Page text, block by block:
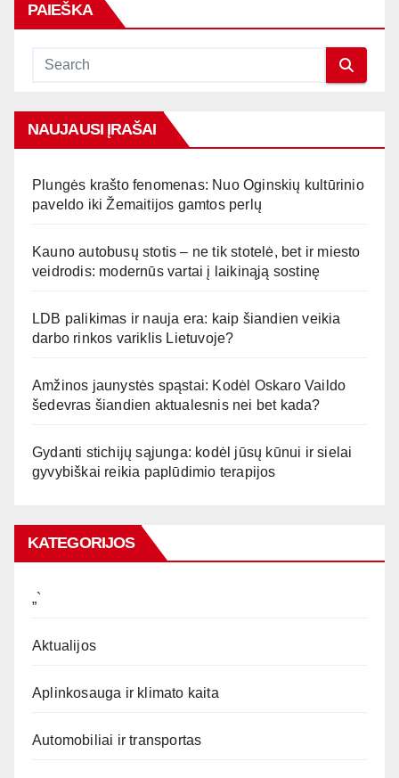
PAIEŠKA
NAUJAUSI ĮRAŠAI
Plungės krašto fenomenas: Nuo Oginskių kultūrinio
paveldo iki Žemaitijos gamtos perlų
Kauno autobusų stotis – ne tik stotelė, bet ir miesto
veidrodis: modernūs vartai į laikinąją sostinę
LDB palikimas ir nauja era: kaip šiandien veikia
darbo rinkos variklis Lietuvoje?
Amžinos jaunystės spąstai: Kodėl Oskaro Vaildo
šedevras šiandien aktualesnis nei bet kada?
Gydanti stichijų sąjunga: kodėl jūsų kūnui ir sielai
gyvybiškai reikia paplūdimio terapijos
KATEGORIJOS
„`
Aktualijos
Aplinkosauga ir klimato kaita
Automobiliai ir transportas